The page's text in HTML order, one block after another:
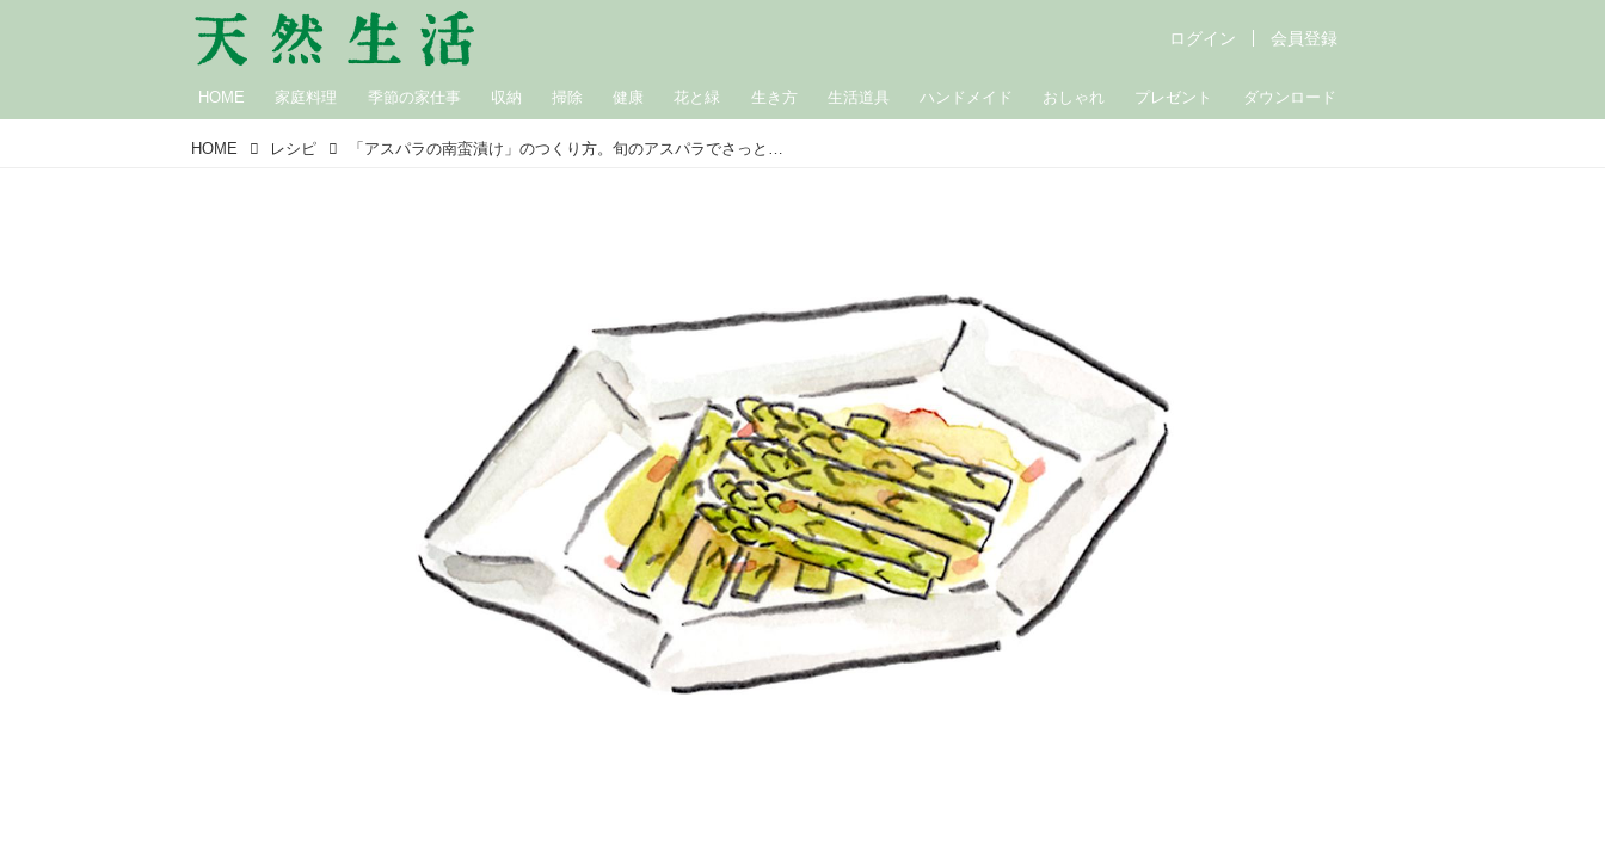
HOME 家庭料理 季節の家仕事 収納 掃除 健康 花と緑 生き方 生活道具 ハンドメイド おしゃれ プレゼント ダウンロード
ログイン 会員登録
HOME レシピ 「アスパラの南蛮漬け」のつくり方。旬のアスパラでさっとつくる、かんたん保存食｜山田奈美の旬を味わう手しごとごよみ